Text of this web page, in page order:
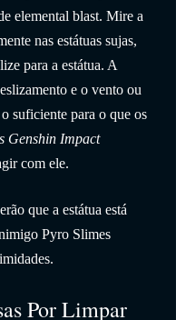
elemental blast. Mire a
nas estátuas sujas,
para a estátua. A
e o vento ou
suficiente para o que os
Genshin Impact
com ele.
que a estátua está
Pyro Slimes
Por Limpar